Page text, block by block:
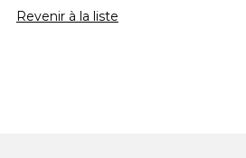
Revenir à la liste